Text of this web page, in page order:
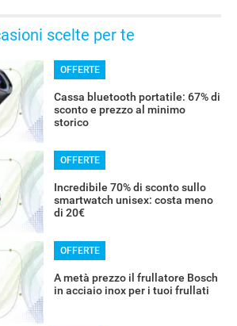
scelte per te
OFFERTE
Cassa bluetooth portatile: 67% di
sconto e prezzo al minimo
storico
OFFERTE
Incredibile 70% di sconto sullo
smartwatch unisex: costa meno
di 20€
OFFERTE
A metà prezzo il frullatore Bosch
in acciaio inox per i tuoi frullati